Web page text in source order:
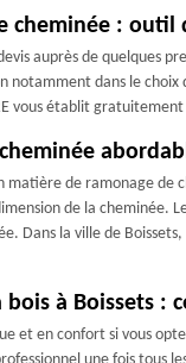
cheminée :
auprès de quelques
notamment dans le
vous établit
matière de ramonage
de la cheminée.
Dans la ville de
bois à Boissets :
et en confort si vous